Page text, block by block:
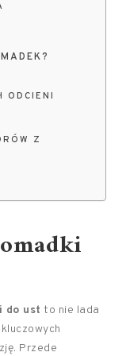
ODCIENI
Z
do ust to nie lada
Przede